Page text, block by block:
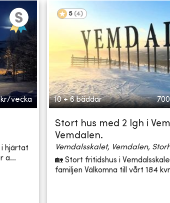
kr/vecka
i hjärtat
a...
5 (4)
10 + 6 bäddar
Stort hus med 2 lgh i
Vemdalen.
Vemdalsskalet, Vemdalen,
🏡 Stort fritidshus i
familjen Välkomna till vårt 184